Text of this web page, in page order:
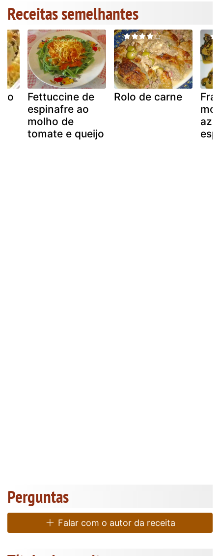
Receitas semelhantes
Fettuccine de
espinafre ao
molho de
tomate e queijo
Rolo de carne
Perguntas
Falar com o autor da receita